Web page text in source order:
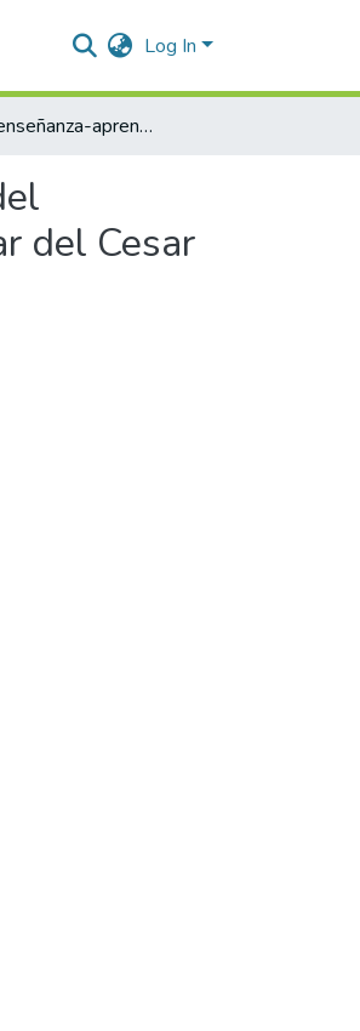
Log In
Proceso enseñanza-aprendizaje en asignaturas teórico-prácticas del Programa de Instrumentación Quirúrgica de la Universidad Popular del Cesar en tiempos de pandemia (covid-19)
del Cesar